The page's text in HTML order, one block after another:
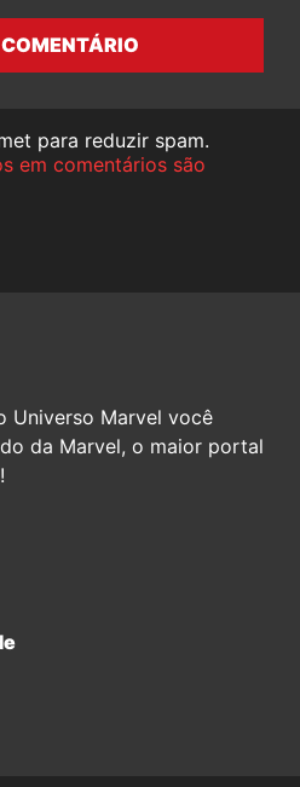
para reduzir spam.
em comentários são
Universo Marvel você
da Marvel, o maior portal